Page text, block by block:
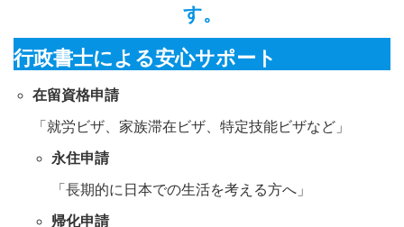
す。
行政書士による安心サポート
在留資格申請
「就労ビザ、家族滞在ビザ、特定技能ビザなど」
永住申請
「長期的に日本での生活を考える方へ」
帰化申請